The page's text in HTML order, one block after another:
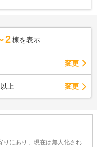
2 棟を表示
変更
上 変更
りにあり、現在は無人化され